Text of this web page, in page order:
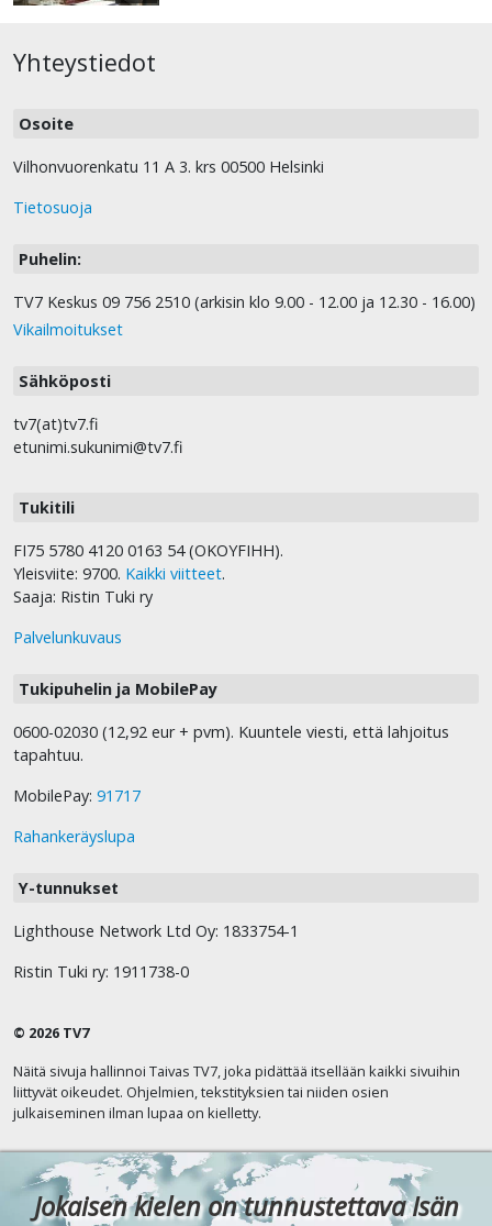
Yhteystiedot
Osoite
Vilhonvuorenkatu 11 A 3. krs 00500 Helsinki
Tietosuoja
Puhelin:
TV7 Keskus 09 756 2510 (arkisin klo 9.00 - 12.00 ja 12.30 - 16.00)
Vikailmoitukset
Sähköposti
tv7(at)tv7.fi
etunimi.sukunimi@tv7.fi
Tukitili
FI75 5780 4120 0163 54 (OKOYFIHH).
Yleisviite: 9700. Kaikki viitteet.
Saaja: Ristin Tuki ry
Palvelunkuvaus
Tukipuhelin ja MobilePay
0600-02030 (12,92 eur + pvm). Kuuntele viesti, että lahjoitus
tapahtuu.
MobilePay: 91717
Rahankeräyslupa
Y-tunnukset
Lighthouse Network Ltd Oy: 1833754-1
Ristin Tuki ry: 1911738-0
© 2026 TV7
Näitä sivuja hallinnoi Taivas TV7, joka pidättää itsellään kaikki sivuihin
liittyvät oikeudet. Ohjelmien, tekstityksien tai niiden osien
julkaiseminen ilman lupaa on kielletty.
Jokaisen kielen on tunnustettava Isän